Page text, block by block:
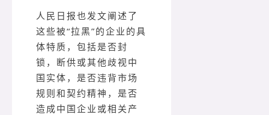
人民日报也发文阐述了
这些被“拉黑”的企业的具
体特质，包括是否封
锁，断供或其他歧视中
国实体，是否违背市场
规则和契约精神，是否
造成中国企业或相关产